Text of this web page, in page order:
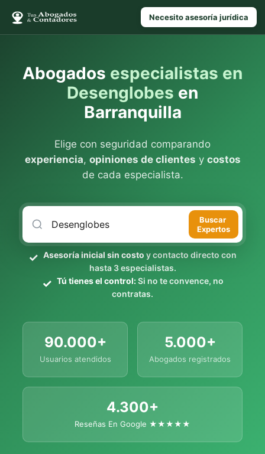
Necesito asesoría jurídica
Abogados especialistas en
Desenglobes en
Barranquilla
Elige con seguridad comparando
experiencia, opiniones de clientes y costos
de cada especialista.
Buscar
Expertos
Asesoría inicial sin costo y contacto directo con
hasta 3 especialistas.
Tú tienes el control:Si no te convence, no
contratas.
90.000+
Usuarios atendidos
5.000+
Abogados registrados
4.300+
Reseñas En Google ★★★★★